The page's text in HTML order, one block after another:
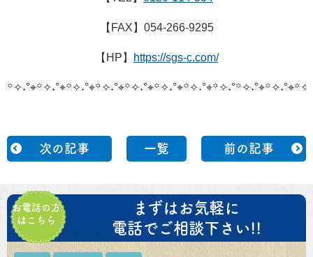
【FAX】054-266-9295
【HP】 https://sgs-c.com/
꙳✧˖°⌖꙳✧˖°⌖꙳✧˖°⌖꙳✧˖°⌖꙳✧˖°⌖꙳✧˖°⌖꙳✧˖°⌖꙳✧˖°
次の記事 一覧 前の記事
お電話の方
はこちら
まずはお気軽に
電話でご相談下さい!!